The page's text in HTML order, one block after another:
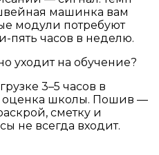
машинка вам
модули потребуют
пять часов в неделю.
уходит на обучение?
3–5 часов в
школы. Пошив —
сметку и
не всегда входит.